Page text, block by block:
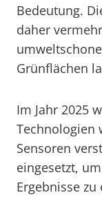
Bedeutung.
daher
Grünflächen
Im Jahr 2025
Technologien
Sensoren
eingesetzt,
Ergebnisse